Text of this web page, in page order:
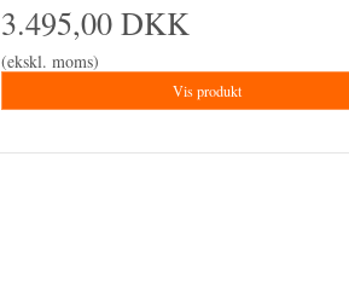
3.495,00 DKK
(ekskl. moms)
Vis produkt